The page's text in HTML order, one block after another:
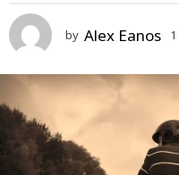
1
a
g
o
by Alex Eanos